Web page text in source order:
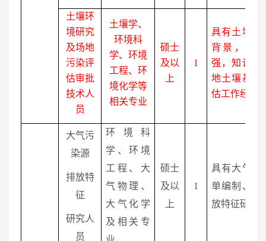
土壤环
境研究
及场地
污染评
估审批
技术人
员
土壤学、
环境科
学、环境
工程、环
境化学等
相关专业
硕士
及以
上
1
具有土壤学
背景，综
强，知识面
地土壤基础
估工作经验
大气污
染源
排放特
征
研究人
员
环境科
学、环境
工程、大
气物理、
大气化学
及相关专
硕士
及以
上
1
具有大气污
单编制、大
放特征研究